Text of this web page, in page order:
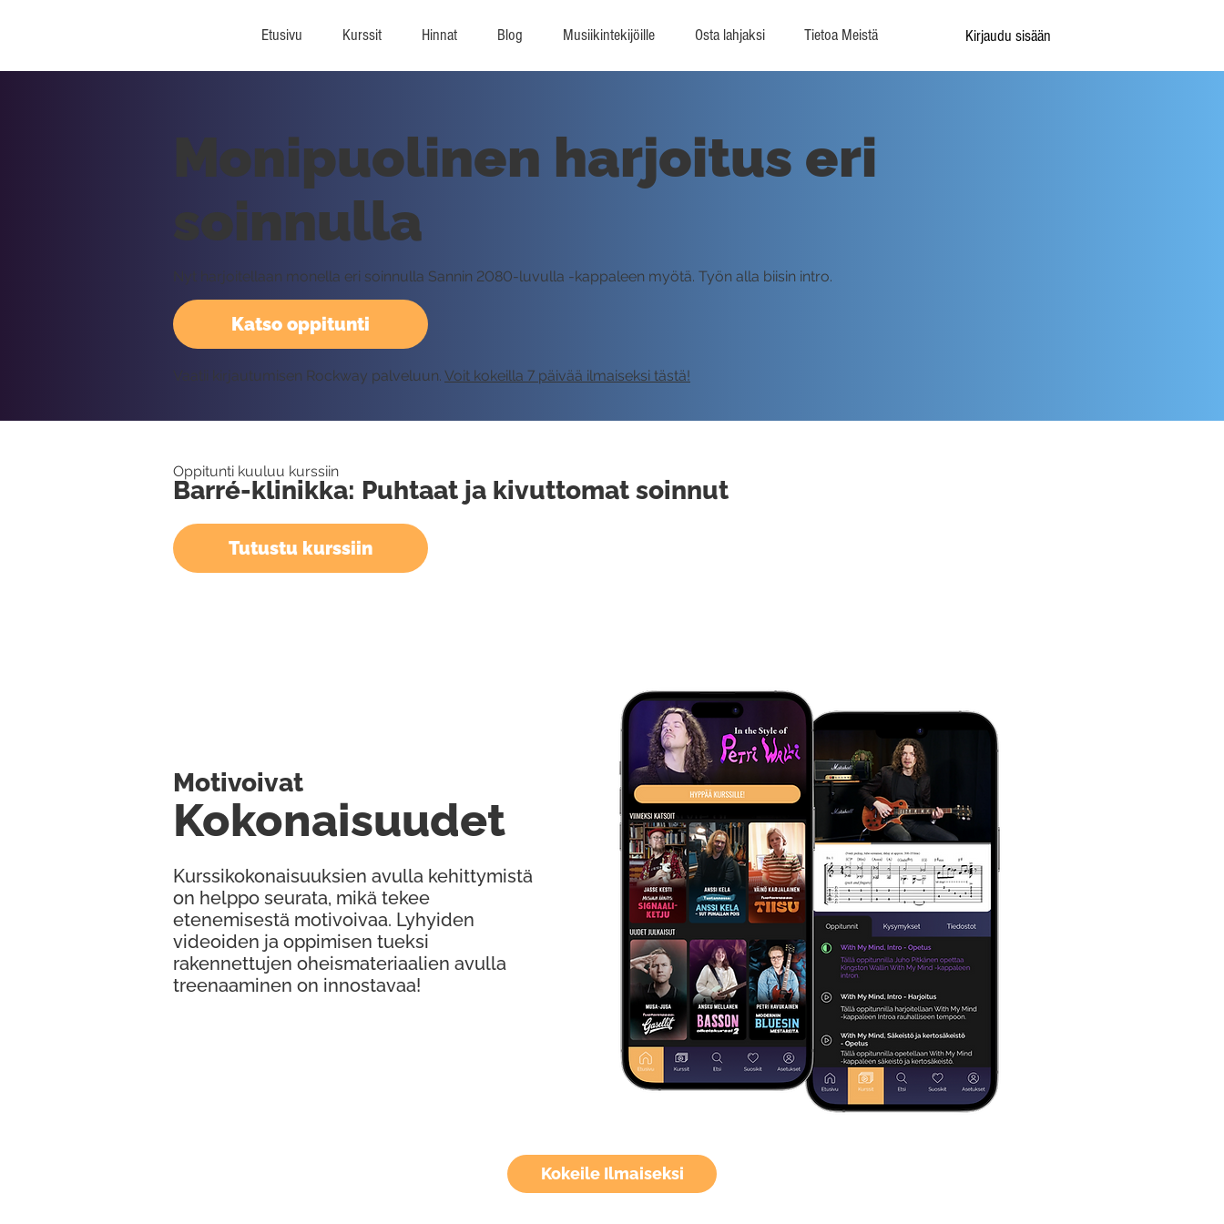
Etusivu Kurssit Hinnat Blog Musiikintekijöille Osta lahjaksi Tietoa Meistä Kirjaudu sisään
Kokeile Ilmaiseksi
Katso oppitunti
Monipuolinen harjoitus eri
soinnulla
Nyt harjoitellaan monella eri soinnulla Sannin 2080-luvulla -kappaleen myötä. Työn alla biisin intro.
Vaatii kirjautumisen Rockway palveluun. Voit kokeilla 7 päivää ilmaiseksi tästä!
Oppitunti kuuluu kurssiin
Barré-klinikka: Puhtaat ja kivuttomat soinnut
Tutustu kurssiin
Kurssikokonaisuuksien avulla kehittymistä
on helppo seurata, mikä tekee
etenemisestä motivoivaa. Lyhyiden
videoiden ja oppimisen tueksi
rakennettujen oheismateriaalien avulla
treenaaminen on innostavaa!
Kokonaisuudet
Motivoivat